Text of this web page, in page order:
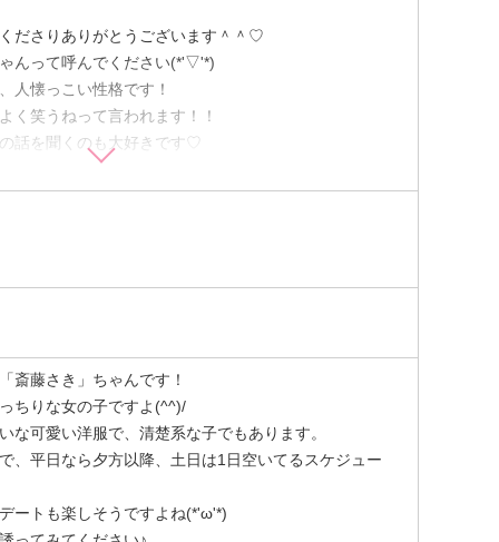
ださりありがとうございます＾＾♡
んって呼んでください(*'▽'*)
人懐っこい性格です！
く笑うねって言われます！！
話を聞くのも大好きです♡
とっても興味があるので、共通の話題はもちろん、好
くさん聞かせてくれると嬉しいです(*´∀`)♪
、チーズ、卵、アイスです！！
です♡
物が大好きなので猫カフェや動物園、水族館など生き
です･:*+.\(( °ω° ))/.:+
好きなのでしっとりと美術館デートもいいなぁと思っ
観ててディズニーが大好きなので、一緒にお耳つけて
！！笑
斎藤さき」ちゃんです！
ちりな女の子ですよ(^^)/
な可愛い洋服で、清楚系な子でもあります。
、平日なら夕方以降、土日は1日空いてるスケジュー
ートも楽しそうですよね(*'ω'*)